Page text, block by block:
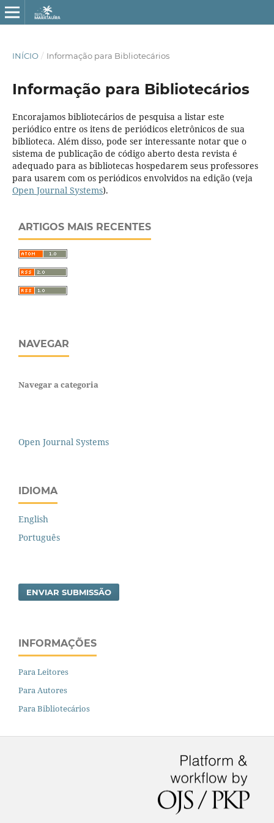
INÍCIO / Informação para Bibliotecários
Informação para Bibliotecários
Encorajamos bibliotecários de pesquisa a listar este
periódico entre os itens de periódicos eletrônicos de sua
biblioteca. Além disso, pode ser interessante notar que o
sistema de publicação de código aberto desta revista é
adequado para as bibliotecas hospedarem seus professores
para usarem com os periódicos envolvidos na edição (veja
Open Journal Systems).
ARTIGOS MAIS RECENTES
NAVEGAR
Navegar a categoria
Open Journal Systems
IDIOMA
English
Português
ENVIAR SUBMISSÃO
INFORMAÇÕES
Para Leitores
Para Autores
Para Bibliotecários